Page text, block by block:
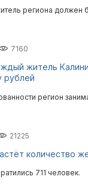
региона должен
7160
житель
рублей
регион
21225
количество
711 человек.